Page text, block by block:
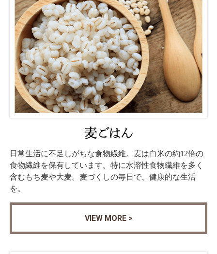
日常生活に不足しがちな食物繊維。麦は白米の約12倍の
食物繊維を保有しています。特に水溶性食物繊維を多く
含むもち麦や大麦。麦づくしの毎日で、健康的な生活
を。
VIEW MORE >